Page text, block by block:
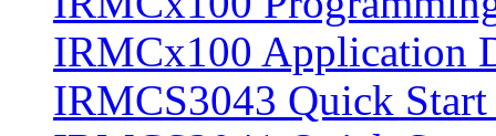
IRMCx100 Application
IRMCS3043 Quick